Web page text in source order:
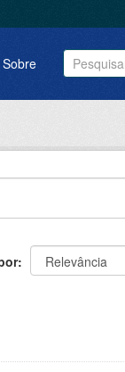
Sobre